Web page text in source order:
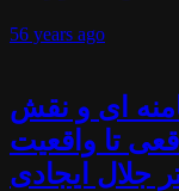
56 years ago
ای و نقش
تا واقعیت
جلال ایجادی